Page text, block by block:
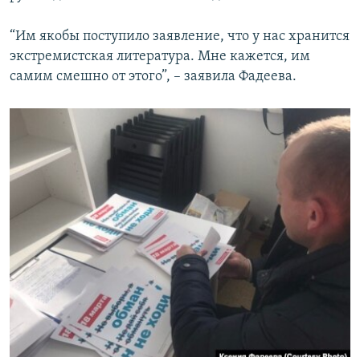
“Им якобы поступило заявление, что у нас хранится
экстремистская литература. Мне кажется, им
самим смешно от этого”, – заявила Фадеева.